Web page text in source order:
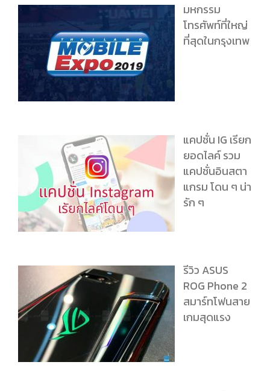
มหกรรม
โทรศัพท์ที่ใหญ่
ที่สุดในกรุงเทพ
แคปชั่น IG เรียก
ยอดไลค์ รวม
แคปชั่นอินสตา
แกรม โดน ๆ น่า
รัก ๆ
รีวิว ASUS
ROG Phone 2
สมาร์ทโฟนสาย
เกมสุดแรง